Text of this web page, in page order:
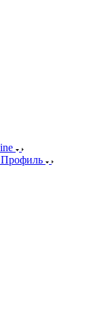
Профиль